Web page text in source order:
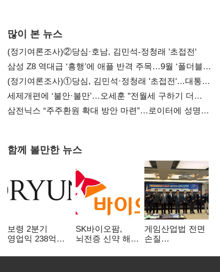
많이 본 뉴스
(정기여론조사)②당심·호남, 김민석-정청래 '초접전'
삼성 Z8 역대급 ‘흥행’에 애플 반격 주목…9월 ‘폴더블
대전’
(정기여론조사)①당심, 김민석·정청래 '초접전'…대통령
지지도 '50% 아래로'(종합)
세제개편에 ‘불안·불만’…오세훈 "전월세 구하기 더
힘들어질 것"
삼전닉스 “주주환원 확대 방안 마련”…로이터에 성명
함께 볼만한 뉴스
보령 2분기
영업익 238억…
SK바이오팜,
뇌전증 신약 해외
차세대 신약 개발
게임산업법 전면
손질
규제 걷고